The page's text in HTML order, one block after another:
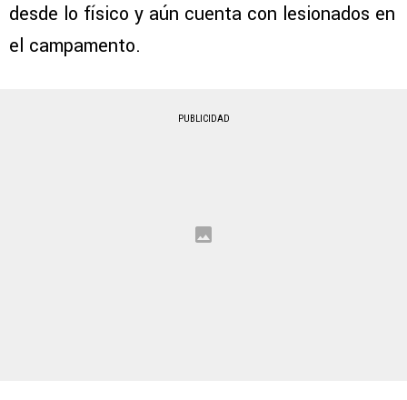
desde lo físico y aún cuenta con lesionados en
el campamento.
PUBLICIDAD